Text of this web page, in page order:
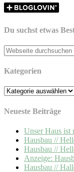
Du suchst etwas
Kategorien
Kategorien
Neueste Beiträge
Unser Haus ist
Hausbau //
Hausbau //
Anzeige:
Hausbau //